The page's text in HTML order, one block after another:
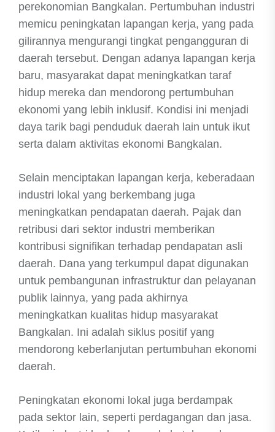
perekonomian Bangkalan. Pertumbuhan industri
memicu peningkatan lapangan kerja, yang pada
gilirannya mengurangi tingkat pengangguran di
daerah tersebut. Dengan adanya lapangan kerja
baru, masyarakat dapat meningkatkan taraf
hidup mereka dan mendorong pertumbuhan
ekonomi yang lebih inklusif. Kondisi ini menjadi
daya tarik bagi penduduk daerah lain untuk ikut
serta dalam aktivitas ekonomi Bangkalan.
Selain menciptakan lapangan kerja, keberadaan
industri lokal yang berkembang juga
meningkatkan pendapatan daerah. Pajak dan
retribusi dari sektor industri memberikan
kontribusi signifikan terhadap pendapatan asli
daerah. Dana yang terkumpul dapat digunakan
untuk pembangunan infrastruktur dan pelayanan
publik lainnya, yang pada akhirnya
meningkatkan kualitas hidup masyarakat
Bangkalan. Ini adalah siklus positif yang
mendorong keberlanjutan pertumbuhan ekonomi
daerah.
Peningkatan ekonomi lokal juga berdampak
pada sektor lain, seperti perdagangan dan jasa.